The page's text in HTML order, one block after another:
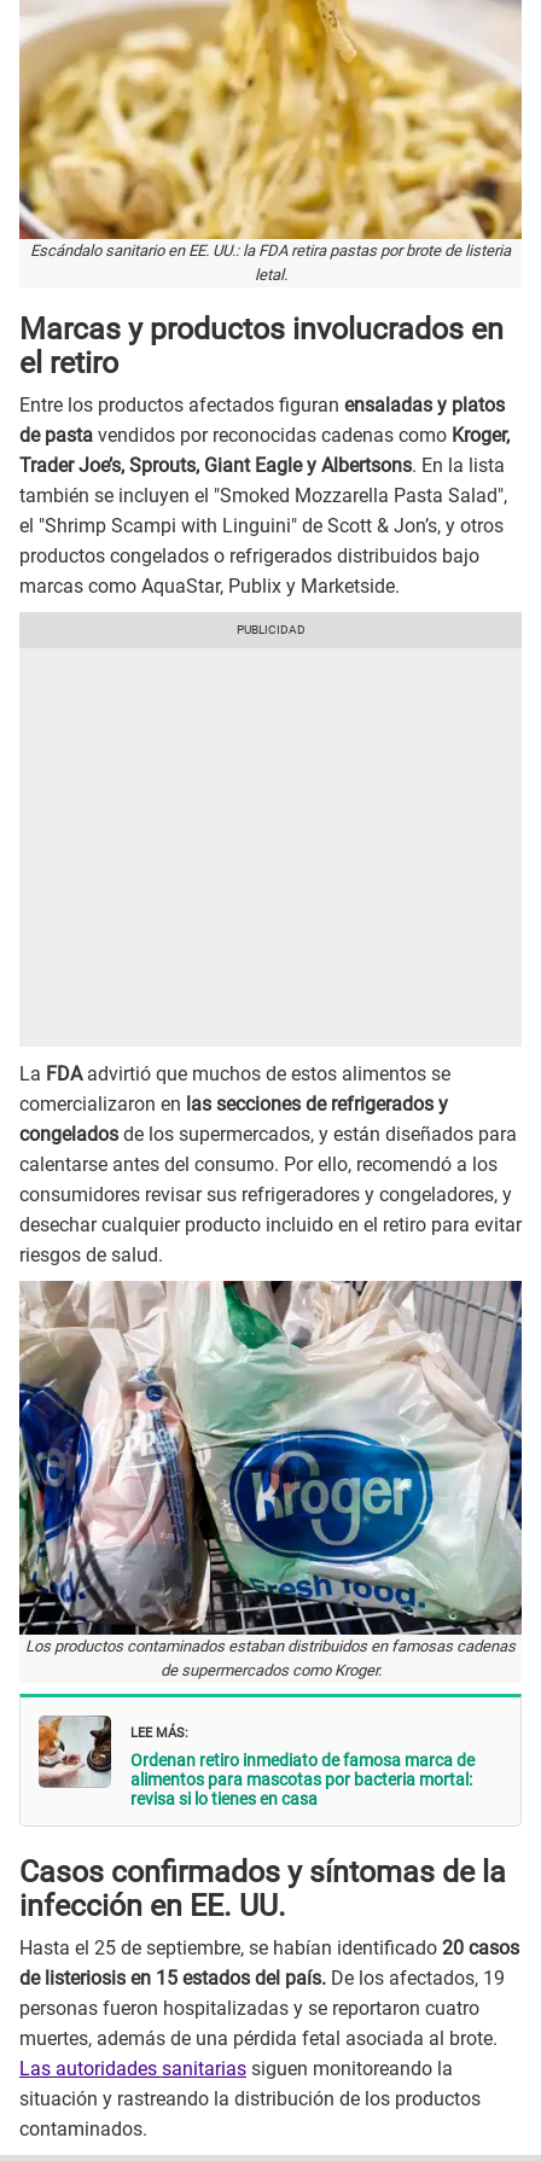
Escándalo sanitario en EE. UU.: la FDA retira pastas por brote de listeria
letal.
Marcas y productos involucrados en
el retiro
Entre los productos afectados figuran ensaladas y platos
de pasta vendidos por reconocidas cadenas como Kroger,
Trader Joe’s, Sprouts, Giant Eagle y Albertsons. En la lista
también se incluyen el "Smoked Mozzarella Pasta Salad",
el "Shrimp Scampi with Linguini" de Scott & Jon’s, y otros
productos congelados o refrigerados distribuidos bajo
marcas como AquaStar, Publix y Marketside.
La FDA advirtió que muchos de estos alimentos se
comercializaron en las secciones de refrigerados y
congelados de los supermercados, y están diseñados para
calentarse antes del consumo. Por ello, recomendó a los
consumidores revisar sus refrigeradores y congeladores, y
desechar cualquier producto incluido en el retiro para evitar
riesgos de salud.
Los productos contaminados estaban distribuidos en famosas cadenas
de supermercados como Kroger.
LEE MÁS:
Ordenan retiro inmediato de famosa marca de
alimentos para mascotas por bacteria mortal:
revisa si lo tienes en casa
Casos confirmados y síntomas de la
infección en EE. UU.
Hasta el 25 de septiembre, se habían identificado 20 casos
de listeriosis en 15 estados del país. De los afectados, 19
personas fueron hospitalizadas y se reportaron cuatro
muertes, además de una pérdida fetal asociada al brote.
Las autoridades sanitarias siguen monitoreando la
situación y rastreando la distribución de los productos
contaminados.